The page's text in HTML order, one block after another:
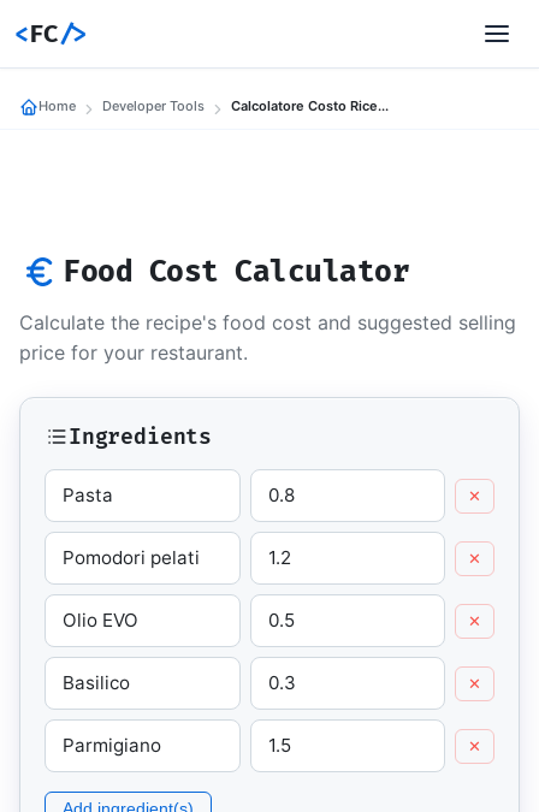
<FC/>
Home Developer Tools Calcolatore Costo Ricetta
Food Cost Calculator
Calculate the recipe's food cost and suggested selling
price for your restaurant.
Ingredients
✕
✕
✕
✕
✕